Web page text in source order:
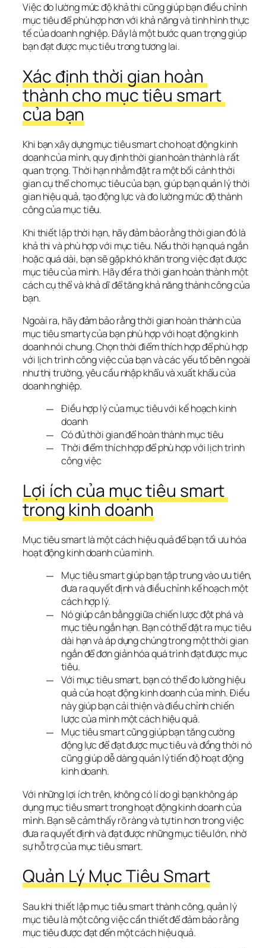
Việc đo lường mức độ khả thi cũng giúp bạn điều chỉnh
mục tiêu để phù hợp hơn với khả năng và tình hình thực
tế của doanh nghiệp. Đây là một bước quan trọng giúp
bạn đạt được mục tiêu trong tương lai.
Xác định thời gian hoàn
thành cho mục tiêu smart
của bạn
Khi bạn xây dựng mục tiêu smart cho hoạt động kinh
doanh của mình, quy định thời gian hoàn thành là rất
quan trọng. Thời hạn nhằm đặt ra một bối cảnh thời
gian cụ thể cho mục tiêu của bạn, giúp bạn quản lý thời
gian hiệu quả, tạo động lực và đo lường mức độ thành
công của mục tiêu.
Khi thiết lập thời hạn, hãy đảm bảo rằng thời gian đó là
khả thi và phù hợp với mục tiêu. Nếu thời hạn quá ngắn
hoặc quá dài, bạn sẽ gặp khó khăn trong việc đạt được
mục tiêu của mình. Hãy đề ra thời gian hoàn thành một
cách cụ thể và khả dĩ để tăng khả năng thành công của
bạn.
Ngoài ra, hãy đảm bảo rằng thời gian hoàn thành của
mục tiêu smarty của bạn phù hợp với hoạt động kinh
doanh nói chung. Chọn thời điểm thích hợp để phù hợp
với lịch trình công việc của bạn và các yếu tố bên ngoài
như thị trường, yêu cầu nhập khẩu và xuất khẩu của
doanh nghiệp.
Điều hợp lý của mục tiêu với kế hoạch kinh
doanh
Có đủ thời gian để hoàn thành mục tiêu
Thời điểm thích hợp để phù hợp với lịch trình
công việc
Lợi ích của mục tiêu smart
trong kinh doanh
Mục tiêu smart là một cách hiệu quả để bạn tối ưu hóa
hoạt động kinh doanh của mình.
Mục tiêu smart giúp bạn tập trung vào ưu tiên,
đưa ra quyết định và điều chỉnh kế hoạch một
cách hợp lý.
Nó giúp cân bằng giữa chiến lược đột phá và
mục tiêu ngắn hạn. Bạn có thể đặt ra mục tiêu
dài hạn và áp dụng chúng trong một thời gian
ngắn để đơn giản hóa quá trình đạt được mục
tiêu.
Với mục tiêu smart, bạn có thể đo lường hiệu
quả của hoạt động kinh doanh của mình. Điều
này giúp bạn cải thiện và điều chỉnh chiến
lược của mình một cách hiệu quả.
Mục tiêu smart cũng giúp bạn tăng cường
động lực để đạt được mục tiêu và đồng thời nó
cũng giúp dễ dàng quản lý tiến độ hoạt động
kinh doanh.
Với những lợi ích trên, không có lí do gì bạn không áp
dụng mục tiêu smart trong hoạt động kinh doanh của
mình. Bạn sẽ cảm thấy rõ ràng và tự tin hơn trong việc
đưa ra quyết định và đạt được những mục tiêu lớn, nhờ
sự hỗ trợ của mục tiêu smart.
Quản Lý Mục Tiêu Smart
Sau khi thiết lập mục tiêu smart thành công, quản lý
mục tiêu là một công việc cần thiết để đảm bảo rằng
mục tiêu được đạt đến một cách hiệu quả.